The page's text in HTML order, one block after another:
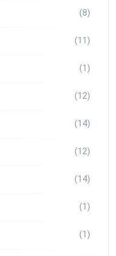
(8)
(11)
(1)
(12)
(14)
(12)
(14)
(1)
(1)